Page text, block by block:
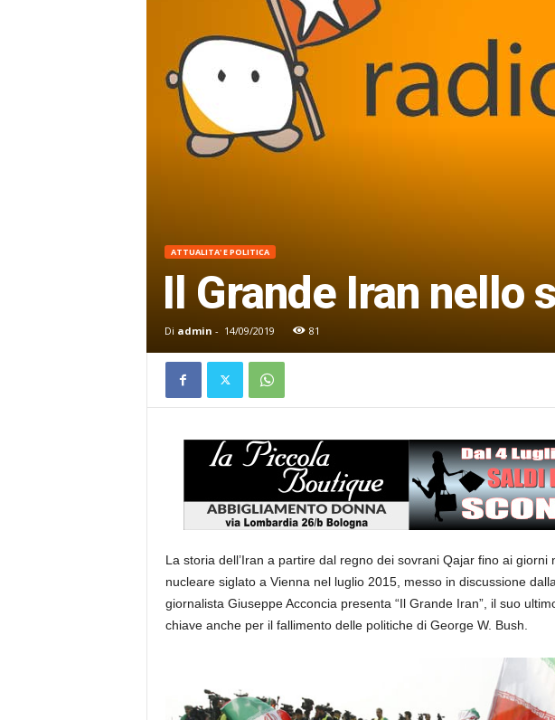
ATTUALITA' E POLITICA
Il Grande Iran nello
Di admin - 14/09/2019 81
La storia dell’Iran a partire dal regno dei sovrani Qajar fino ai giorni
nucleare siglato a Vienna nel luglio 2015, messo in discussione
giornalista Giuseppe Acconcia presenta “Il Grande Iran”, il suo
chiave anche per il fallimento delle politiche di George W. Bush.